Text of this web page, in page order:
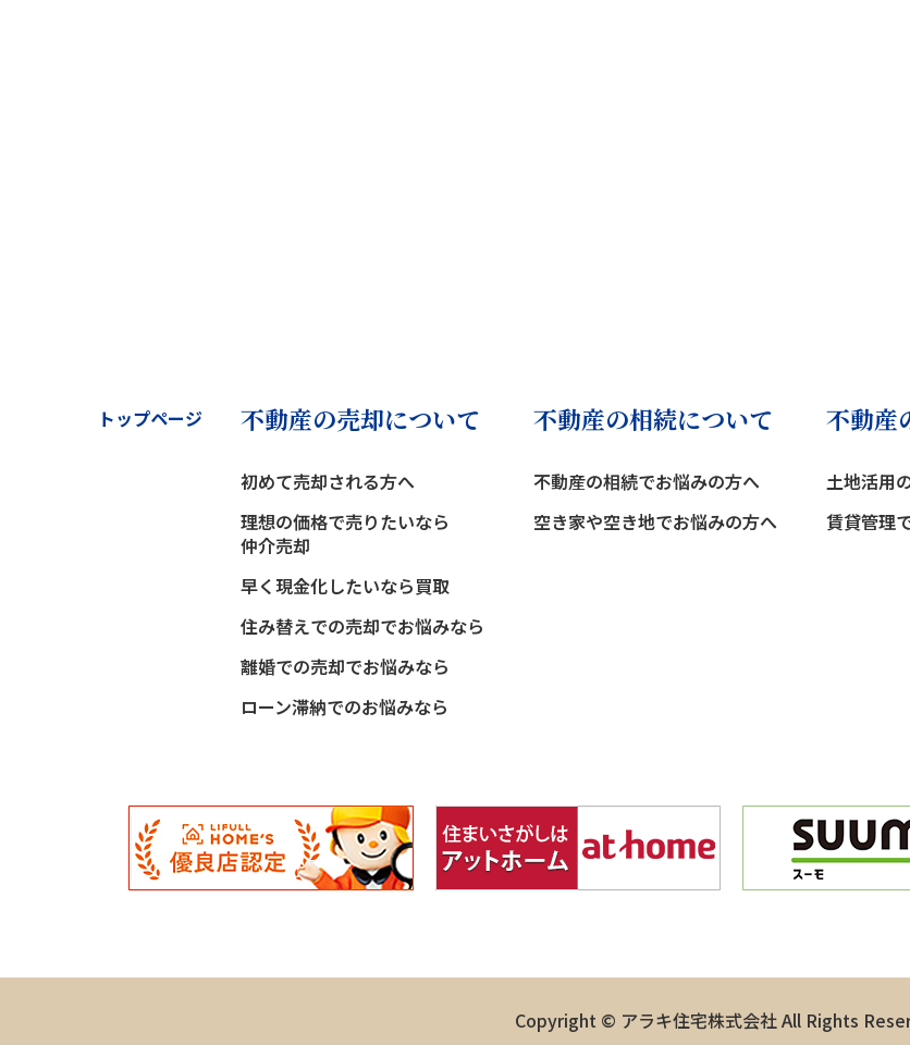
トップページ 不動産の売却について
初めて売却される方へ
理想の価格で売りたいなら
仲介売却
早く現金化したいなら買取
住み替えでの売却でお悩みなら
離婚での売却でお悩みなら
ローン滞納でのお悩みなら
不動産の相続について
不動産の相続でお悩みの方へ
空き家や空き地でお悩みの方へ
不動産
土地活用
賃貸管理
Copyright © アラキ住宅株式会社 All Rights